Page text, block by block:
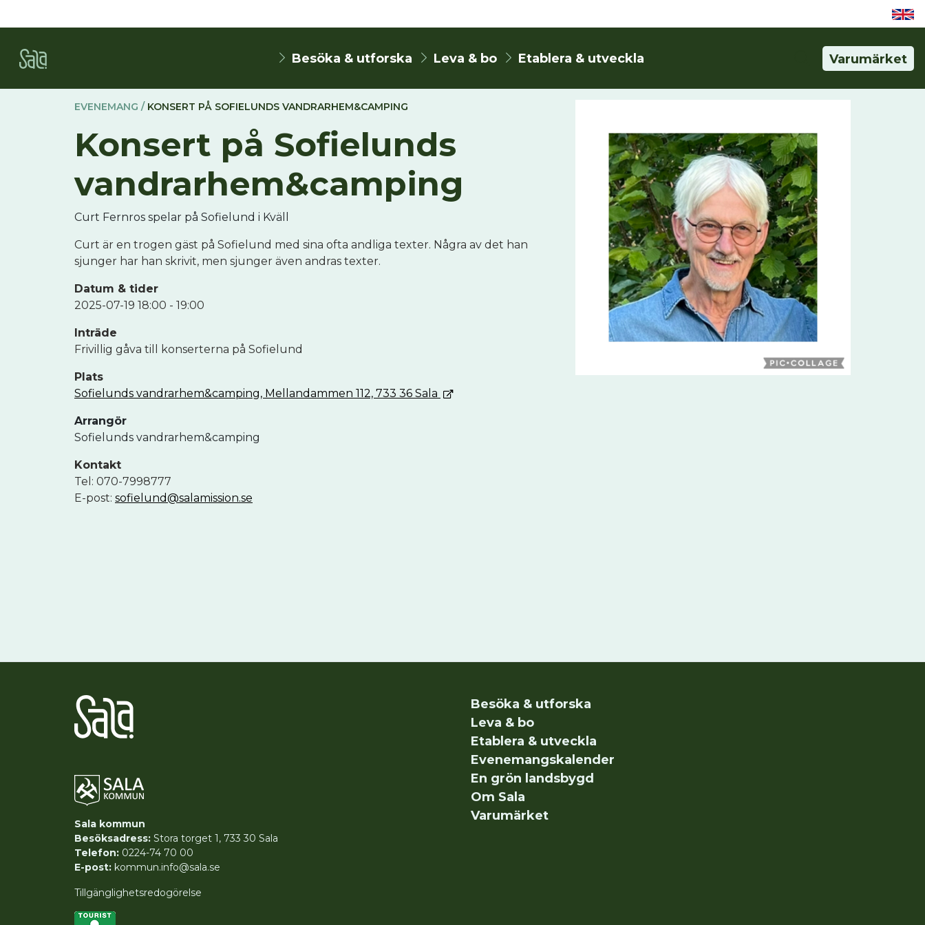
Besöka & utforska Leva & bo Etablera & utveckla Varumärket
EVENEMANG / KONSERT PÅ SOFIELUNDS VANDRARHEM&CAMPING
Konsert på Sofielunds
vandrarhem&camping
Curt Fernros spelar på Sofielund i Kväll
Curt är en trogen gäst på Sofielund med sina ofta andliga texter. Några av det han
sjunger har han skrivit, men sjunger även andras texter.
Datum & tider
2025-07-19 18:00 - 19:00
Inträde
Frivillig gåva till konserterna på Sofielund
Plats
Sofielunds vandrarhem&camping, Mellandammen 112, 733 36 Sala
Arrangör
Sofielunds vandrarhem&camping
Kontakt
Tel: 070-7998777
E-post: sofielund@salamission.se
Sala kommun
Besöksadress: Stora torget 1, 733 30 Sala
Telefon: 0224-74 70 00
E-post: kommun.info@sala.se
Tillgänglighetsredogörelse
Besöka & utforska
Leva & bo
Etablera & utveckla
Evenemangskalender
En grön landsbygd
Om Sala
Varumärket